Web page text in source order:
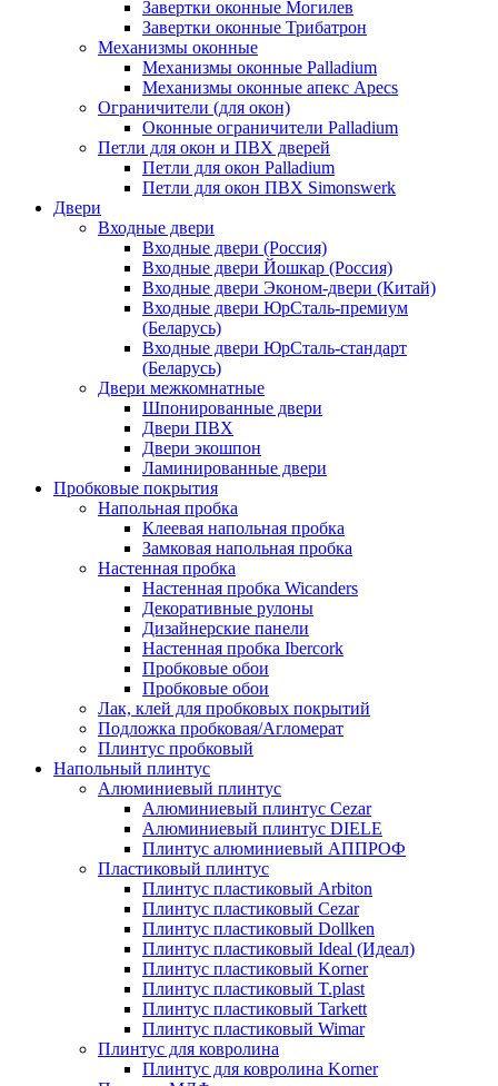
Завертки оконные Могилев
Завертки оконные Трибатрон
Механизмы оконные
Механизмы оконные Palladium
Механизмы оконные апекс Apecs
Ограничители (для окон)
Оконные ограничители Palladium
Петли для окон и ПВХ дверей
Петли для окон Palladium
Петли для окон ПВХ Simonswerk
Двери
Входные двери
Входные двери (Россия)
Входные двери Йошкар (Россия)
Входные двери Эконом-двери (Китай)
Входные двери ЮрСталь-премиум
(Беларусь)
Входные двери ЮрСталь-стандарт
(Беларусь)
Двери межкомнатные
Шпонированные двери
Двери ПВХ
Двери экошпон
Ламинированные двери
Пробковые покрытия
Напольная пробка
Клеевая напольная пробка
Замковая напольная пробка
Настенная пробка
Настенная пробка Wicanders
Декоративные рулоны
Дизайнерские панели
Настенная пробка Ibercork
Пробковые обои
Пробковые обои
Лак, клей для пробковых покрытий
Подложка пробковая/Агломерат
Плинтус пробковый
Напольный плинтус
Алюминиевый плинтус
Алюминиевый плинтус Cezar
Алюминиевый плинтус DIELE
Плинтус алюминиевый АППРОФ
Пластиковый плинтус
Плинтус пластиковый Arbiton
Плинтус пластиковый Cezar
Плинтус пластиковый Dollken
Плинтус пластиковый Ideal (Идеал)
Плинтус пластиковый Korner
Плинтус пластиковый T.plast
Плинтус пластиковый Tarkett
Плинтус пластиковый Wimar
Плинтус для ковролина
Плинтус для ковролина Korner